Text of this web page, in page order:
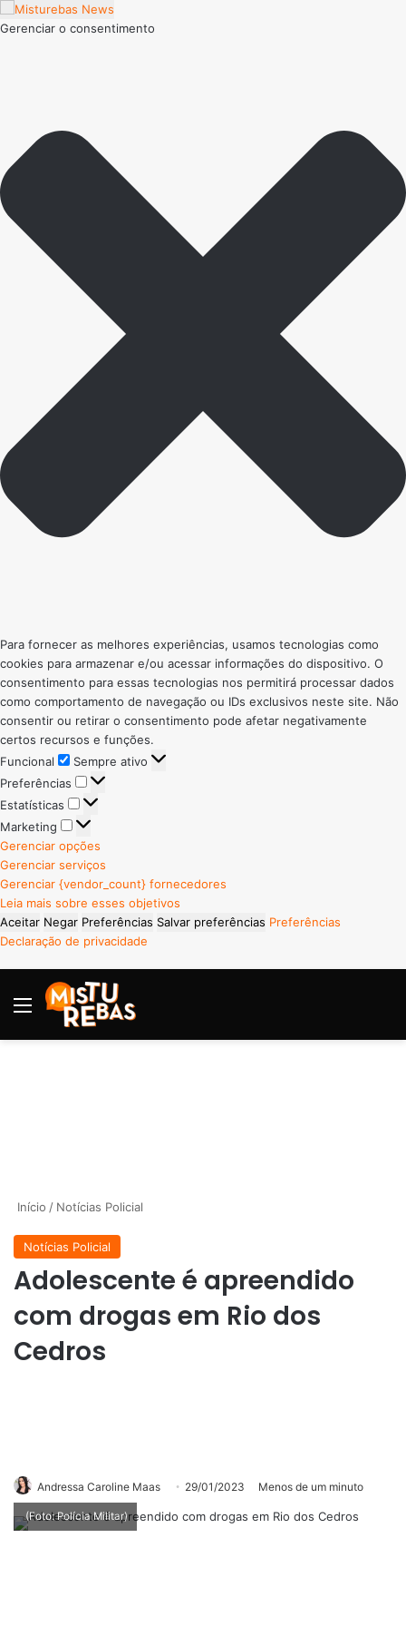
Gerenciar o consentimento
Para fornecer as melhores experiências, usamos tecnologias como
cookies para armazenar e/ou acessar informações do dispositivo. O
consentimento para essas tecnologias nos permitirá processar dados
como comportamento de navegação ou IDs exclusivos neste site. Não
consentir ou retirar o consentimento pode afetar negativamente
certos recursos e funções.
Funcional
Funcional
Sempre ativo
Preferências
Preferências
Estatísticas
Estatísticas
Marketing
Marketing
Gerenciar opções
Gerenciar serviços
Gerenciar {vendor_count} fornecedores
Leia mais sobre esses objetivos
Aceitar Negar Preferências Salvar preferências Preferências
Declaração de privacidade
Menu
Início / Notícias Policial
Notícias Policial
Adolescente é apreendido
com drogas em Rio dos
Cedros
Andressa Caroline Maas 29/01/2023 Menos de um minuto
(Foto: Polícia Militar)